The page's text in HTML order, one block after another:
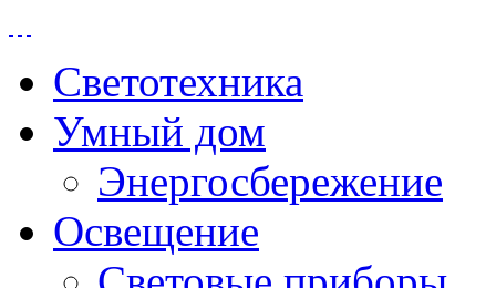
Светотехника
Умный дом
Энергосбережение
Освещение